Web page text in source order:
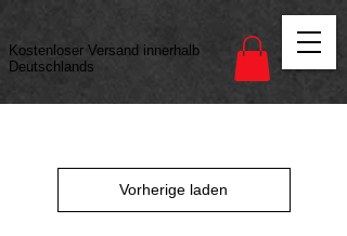
Kostenloser Versand innerhalb
Deutschlands
Vorherige laden